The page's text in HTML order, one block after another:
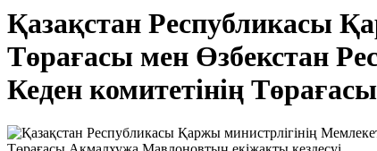
Қазақстан Республикасы
Төрағасы мен Өзбекстан
Кеден комитетінің